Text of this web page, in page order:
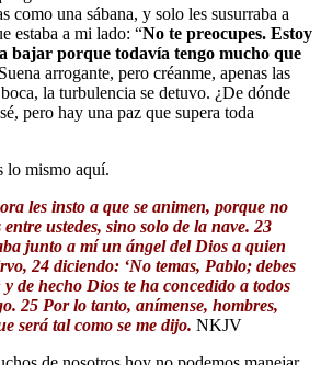
como una sábana, y solo les susurraba a
estaba a mi lado: “No te preocupes. Estoy
bajar porque todavía tengo mucho que
arrogante, pero créanme, apenas las
la turbulencia se detuvo. ¿De dónde
pero hay una paz que supera toda
lo mismo aquí.
les insto a que se animen, porque no
ustedes, sino solo de la nave. 23
junto a mí un ángel del Dios a quien
24 diciendo: ‘No temas, Pablo; debes
de hecho Dios te ha concedido a todos
25 Por lo tanto, anímense, hombres,
será tal como se me dijo. NKJV